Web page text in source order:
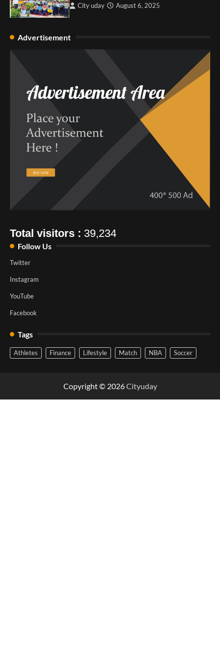
City uday August 6, 2025
Advertisement
Total visitors : 39,234
Follow Us
Twitter
Instagram
YouTube
Facebook
Tags
Athletes Finance Lifestyle Match NBA Soccer
Copyright © 2026Cityuday